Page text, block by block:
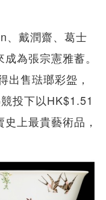
、戴潤齋、葛士
為張宗憲雅蓄。
出售琺瑯彩盌，
投下以HK$1.51
上最貴藝術品，